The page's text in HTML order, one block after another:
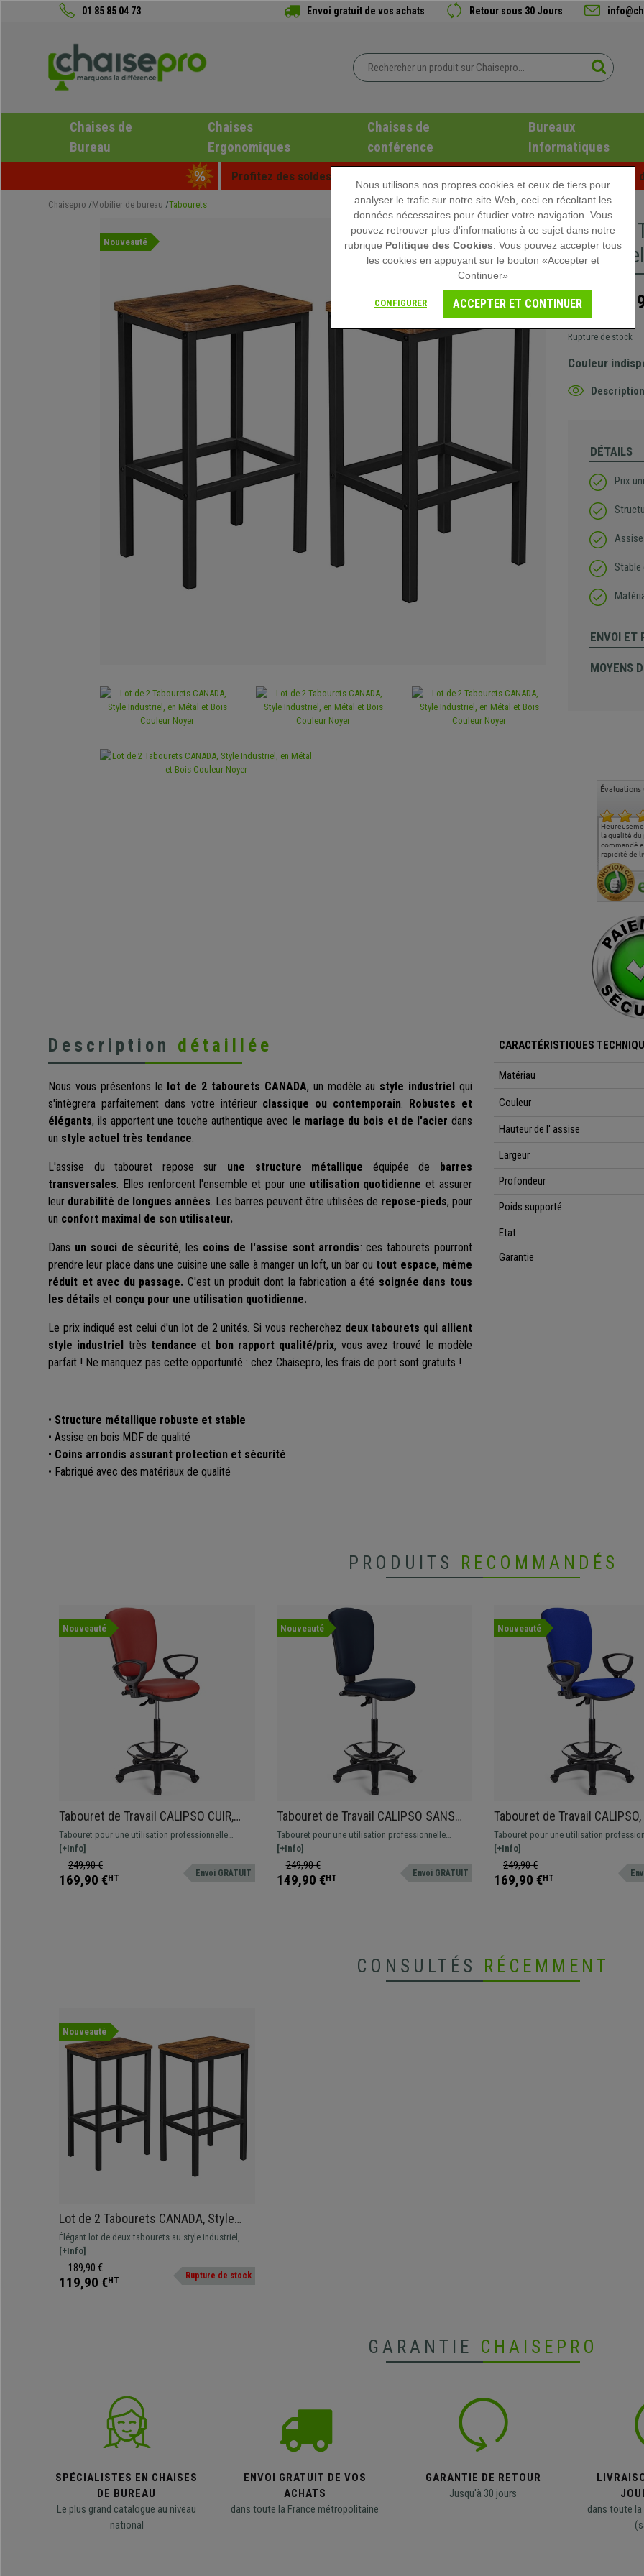
01 85 85 04 73 Envoi gratuit de vos achats Retour sous 30 Jours
Chaises de
Bureau
Chaises
Ergonomiques
Chaises de
conférence
Bureaux
Informatiques
Profitez des soldes d'été chez Chaisepro ! Des réductions exclusives pour une
Chaisepro Mobilier de bureau Tabourets
Nouveauté
Lot de 2
189,90 €
Rupture de stock
Couleur
DÉTAILS
Prix
Stable
ENVOI ET
MOYENS
Évaluations
la qualité
commandé
rapidité de
Description détaillée
Nous vous présentons le lot de 2 tabourets CANADA, un modèle au style industriel qui
s'intègrera parfaitement dans votre intérieur classique ou contemporain. Robustes et
élégants, ils apportent une touche authentique avec le mariage du bois et de l'acier dans
un style actuel très tendance.
L'assise du tabouret repose sur une structure métallique équipée de barres
transversales. Elles renforcent l'ensemble et pour une utilisation quotidienne et assurer
leur durabilité de longues années. Les barres peuvent être utilisées de repose-pieds, pour
un confort maximal de son utilisateur.
Dans un souci de sécurité, les coins de l'assise sont arrondis: ces tabourets pourront
prendre leur place dans une cuisine une salle à manger un loft, un bar ou tout espace, même
réduit et avec du passage. C'est un produit dont la fabrication a été soignée dans tous
les détails et conçu pour une utilisation quotidienne.
Le prix indiqué est celui d'un lot de 2 unités. Si vous recherchez deux tabourets qui allient
style industriel très tendanceet bon rapport qualité/prix, vous avez trouvé le modèle
parfait ! Ne manquez pas cette opportunité : chez Chaisepro, les frais de port sont gratuits !
• Structure métallique robuste et stable
• Assise en bois MDF de qualité
• Coins arrondis assurant protection et sécurité
• Fabriqué avec des matériaux de qualité
CARACTÉRISTIQUES
Matériau
Couleur
Hauteur de l' assise
Largeur
Profondeur
Poids supporté
Etat
Garantie
PRODUITS RECOMMANDÉS
Nouveauté
Tabouret de Travail CALIPSO CUIR,
Dossier Ajustable, Grand
Rembourrage, Rouge
Tabouret pour une utilisation professionnelle
tapissé en cuir. Ajustable, avec repose-pieds,
résistant et confortable.
[+Info]
249,90 €
169,90 €HT Envoi GRATUIT
Nouveauté
Tabouret de Travail CALIPSO SANS
ACCOUDOIRS CUIR, couleur Bleu
Tabouret pour une utilisation professionnelle
tapissé en cuir résistant et confortable. Ajustable,
avec repose-pieds.
[+Info]
249,90 €
149,90 €HT Envoi GRATUIT
Nouveauté
Tabouret de Travail
Ajustable, Grand
Bleu
Tabouret pour une utilisation
tapissé en tissu. Ajustable, avec repose-
résistant et confortable.
[+Info]
249,90 €
169,90 €HT
CONSULTÉS RÉCEMMENT
Nouveauté
Lot de 2 Tabourets CANADA, Style
Industriel, en Métal et Bois Couleur
Noyer
Élégant lot de deux tabourets au style industriel,
structure metallique, robustes et stables.
[+Info]
189,90 €
119,90 €HT Rupture de stock
GARANTIE CHAISEPRO
SPÉCIALISTES EN CHAISES
DE BUREAU
Le plus grand catalogue au niveau
national
ENVOI GRATUIT DE VOS
ACHATS
dans toute la France métropolitaine
GARANTIE DE RETOUR
Jusqu'à 30 jours
dans toute
Nous utilisons nos propres cookies et ceux de tiers pour
analyser le trafic sur notre site Web, ceci en récoltant les
données nécessaires pour étudier votre navigation. Vous
pouvez retrouver plus d'informations à ce sujet dans notre
rubrique Politique des Cookies . Vous pouvez accepter tous
les cookies en appuyant sur le bouton «Accepter et
Continuer»
CONFIGURER ACCEPTER ET CONTINUER